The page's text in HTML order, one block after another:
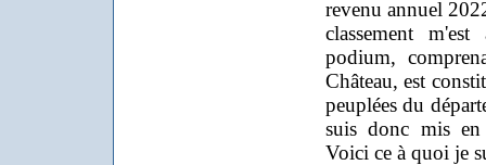
revenu annuel
classement
podium,
Château, est
peuplées du
suis donc mis en
Voici ce à quoi je